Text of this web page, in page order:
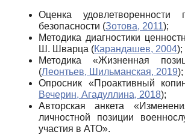
Оценка удовлетворенности
безопасности (Зотова, 2011);
Методика диагностики
Ш. Шварца (Карандашев, 2004);
Методика «Жизненная
(Леонтьев, Шильманская, 2019);
Опросник «Проактивный
Вечерин, Агадуллина, 2018);
Авторская анкета
личностной позиции
участия в АТО».